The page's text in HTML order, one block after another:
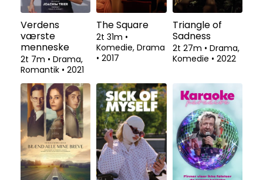
Verdens
værste
menneske
2t 7m • Drama,
Romantik • 2021
The Square
2t 31m •
Komedie, Drama
• 2017
Triangle of
Sadness
2t 27m • Drama,
Komedie • 2022